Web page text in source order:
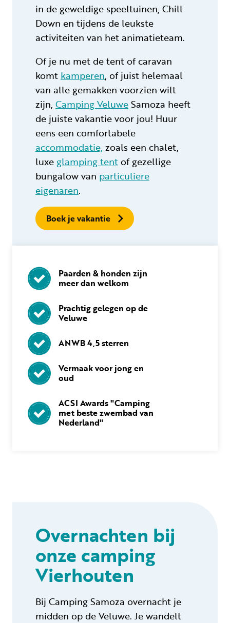
in de geweldige speeltuinen, Chill
Down en tijdens de leukste
activiteiten van het animatieteam.
Of je nu met de tent of caravan
komt kamperen, of juist helemaal
van alle gemakken voorzien wilt
zijn, Camping VeluweSamoza heeft
de juiste vakantie voor jou! Huur
eens een comfortabele
accommodatie, zoals een chalet,
luxe glamping tentof gezellige
bungalow van particuliere
eigenaren.
Boek je vakantie
Paarden & honden zijn
meer dan welkom
Prachtig gelegen op de
Veluwe
ANWB 4,5 sterren
Vermaak voor jong en
oud
ACSI Awards "Camping
met beste zwembad van
Nederland"
Overnachten bij
onze camping
Vierhouten
Bij Camping Samoza overnacht je
midden op de Veluwe. Je wandelt